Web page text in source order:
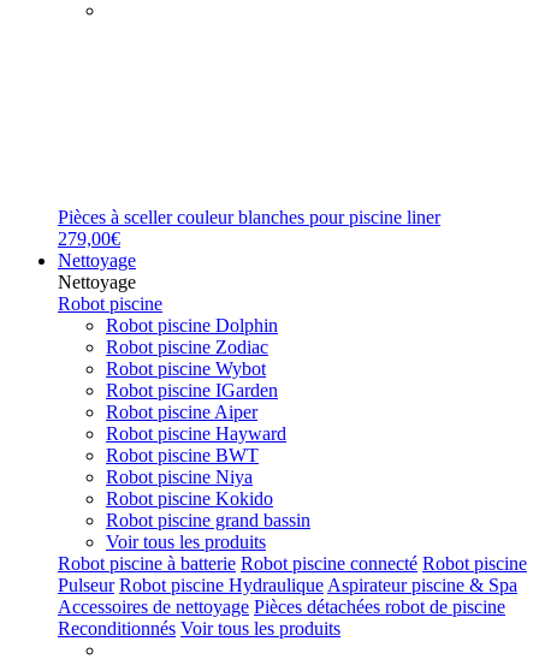
Pièces à sceller couleur blanches pour piscine liner
279,00€
Nettoyage
Nettoyage
Robot piscine
Robot piscine Dolphin
Robot piscine Zodiac
Robot piscine Wybot
Robot piscine IGarden
Robot piscine Aiper
Robot piscine Hayward
Robot piscine BWT
Robot piscine Niya
Robot piscine Kokido
Robot piscine grand bassin
Voir tous les produits
Robot piscine à batterie Robot piscine connecté Robot piscine
Pulseur Robot piscine Hydraulique Aspirateur piscine & Spa
Accessoires de nettoyage Pièces détachées robot de piscine
Reconditionnés Voir tous les produits